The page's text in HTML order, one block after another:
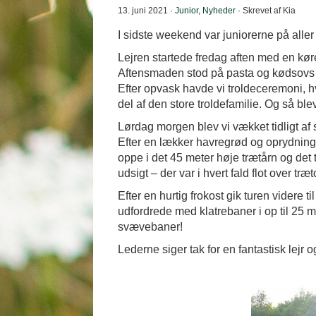
13. juni 2021 · Junior, Nyheder · Skrevet af Kia
I sidste weekend var juniorerne på
Lejren startede fredag aften med en
Aftensmaden stod på pasta og
Efter opvask havde vi troldeceremoni,
del af den store troldefamilie. Og så
Lørdag morgen blev vi vækket tidligt
Efter en lækker havregrød og
oppe i det 45 meter høje trætårn og
udsigt – der var i hvert fald flot over
Efter en hurtig frokost gik turen videre
udfordrede med klatrebaner i op til 25
svævebaner!
Lederne siger tak for en fantastisk lejr